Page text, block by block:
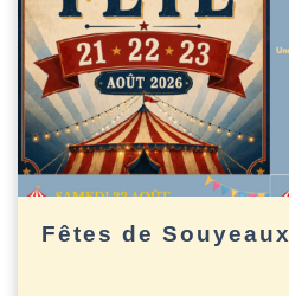
Fêtes de Souyeaux